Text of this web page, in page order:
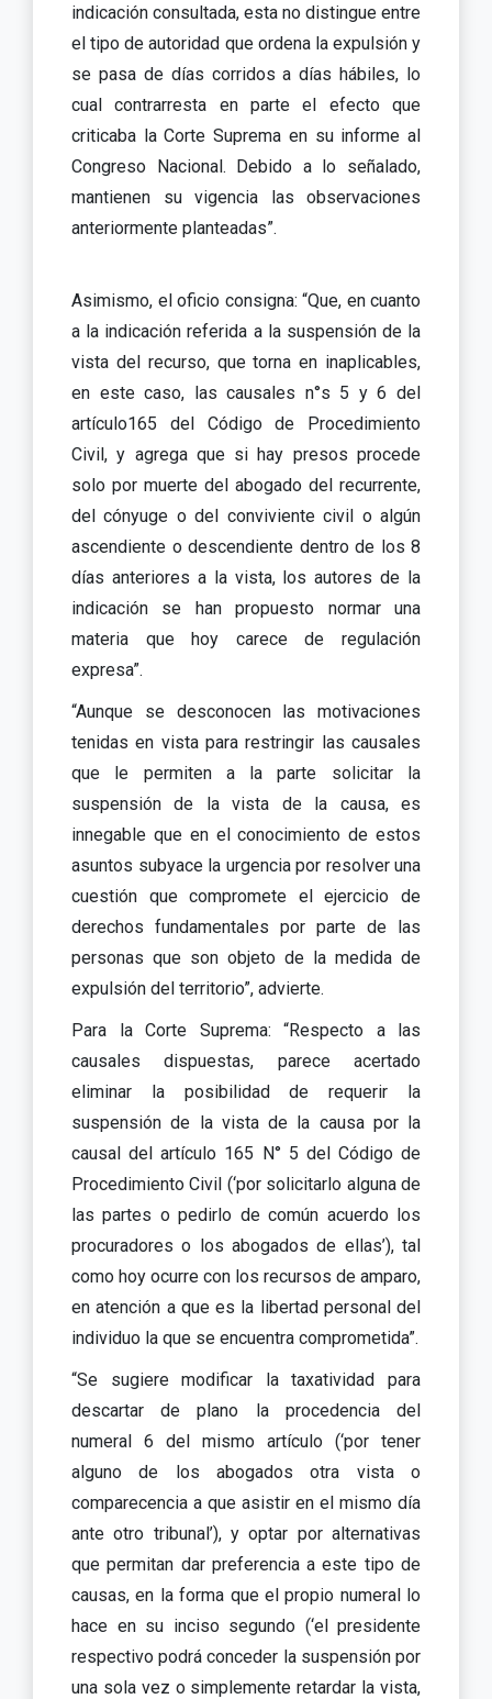
indicación consultada, esta no distingue entre
el tipo de autoridad que ordena la expulsión y
se pasa de días corridos a días hábiles, lo
cual contrarresta en parte el efecto que
criticaba la Corte Suprema en su informe al
Congreso Nacional. Debido a lo señalado,
mantienen su vigencia las observaciones
anteriormente planteadas”.
Asimismo, el oficio consigna: “Que, en cuanto
a la indicación referida a la suspensión de la
vista del recurso, que torna en inaplicables,
en este caso, las causales n°s 5 y 6 del
artículo165 del Código de Procedimiento
Civil, y agrega que si hay presos procede
solo por muerte del abogado del recurrente,
del cónyuge o del conviviente civil o algún
ascendiente o descendiente dentro de los 8
días anteriores a la vista, los autores de la
indicación se han propuesto normar una
materia que hoy carece de regulación
expresa”.
“Aunque se desconocen las motivaciones
tenidas en vista para restringir las causales
que le permiten a la parte solicitar la
suspensión de la vista de la causa, es
innegable que en el conocimiento de estos
asuntos subyace la urgencia por resolver una
cuestión que compromete el ejercicio de
derechos fundamentales por parte de las
personas que son objeto de la medida de
expulsión del territorio”, advierte.
Para la Corte Suprema: “Respecto a las
causales dispuestas, parece acertado
eliminar la posibilidad de requerir la
suspensión de la vista de la causa por la
causal del artículo 165 N° 5 del Código de
Procedimiento Civil (‘por solicitarlo alguna de
las partes o pedirlo de común acuerdo los
procuradores o los abogados de ellas’), tal
como hoy ocurre con los recursos de amparo,
en atención a que es la libertad personal del
individuo la que se encuentra comprometida”.
“Se sugiere modificar la taxatividad para
descartar de plano la procedencia del
numeral 6 del mismo artículo (‘por tener
alguno de los abogados otra vista o
comparecencia a que asistir en el mismo día
ante otro tribunal’), y optar por alternativas
que permitan dar preferencia a este tipo de
causas, en la forma que el propio numeral lo
hace en su inciso segundo (‘el presidente
respectivo podrá conceder la suspensión por
una sola vez o simplemente retardar la vista,